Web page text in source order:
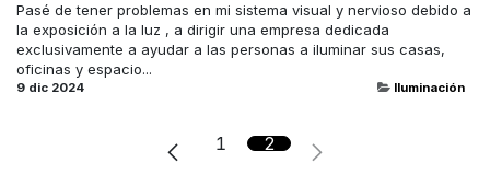
Pasé de tener problemas en mi sistema visual y nervioso debido a
la exposición a la luz , a dirigir una empresa dedicada
exclusivamente a ayudar a las personas a iluminar sus casas,
oficinas y espacio...
9 dic 2024 Iluminación
1 2